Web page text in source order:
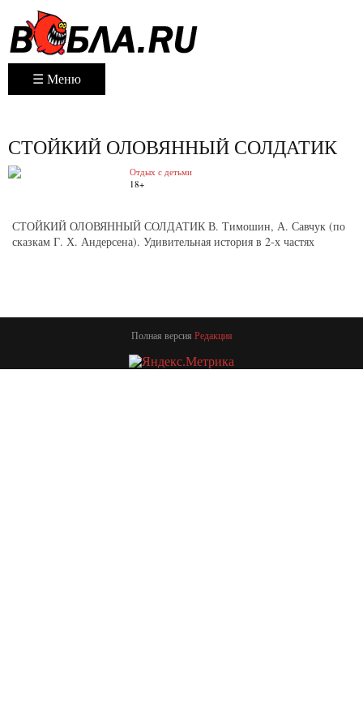
☰ Меню
СТОЙКИЙ ОЛОВЯННЫЙ СОЛДАТИК
Отдых с детьми
18+
СТОЙКИЙ ОЛОВЯННЫЙ СОЛДАТИК В. Тимошин, А. Савчук (по
сказкам Г. Х. Андерсена). Удивительная история в 2-х частях
Полная версия Редакция